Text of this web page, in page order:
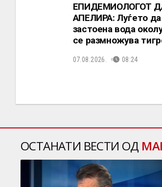
EПИДЕМИОЛОГОТ
АПЕЛИРА: Луѓето да
застоена вода
се размножува
07.08.2026. 08:24
ОСТАНАТИ ВЕСТИ ОД